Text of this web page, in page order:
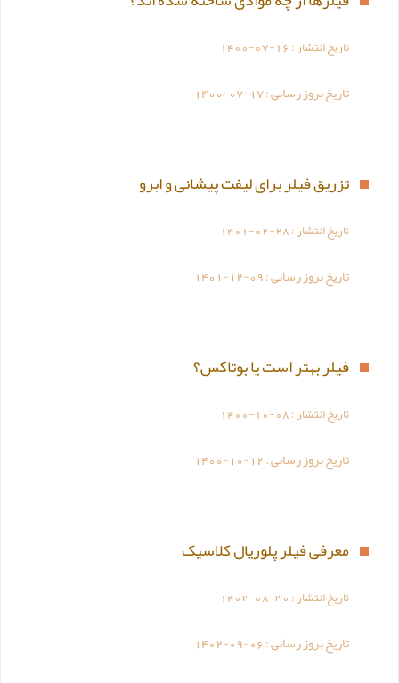
تاریخ انتشار :1400-07-16
تاریخ بروز رسانی :1400-07-17
تزریق فیلر برای لیفت پیشانی و ابرو
تاریخ انتشار :1401-02-28
تاریخ بروز رسانی :1401-12-09
فیلر بهتر است یا بوتاکس؟
تاریخ انتشار :1400-10-08
تاریخ بروز رسانی :1400-10-12
معرفی فیلر پلوریال کلاسیک
تاریخ انتشار :1402-08-30
تاریخ بروز رسانی :1402-09-06